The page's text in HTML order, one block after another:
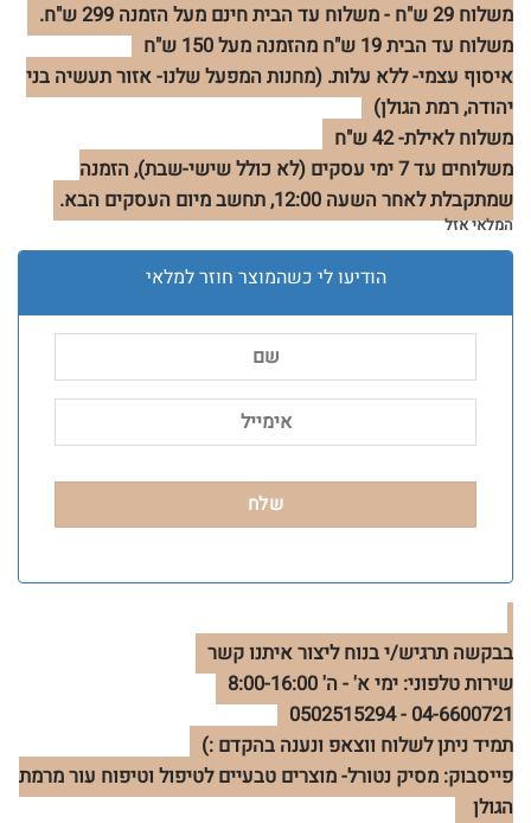
משלוח 29 ש"ח - משלוח עד הבית חינם מעל הזמנה 299 ש"ח.
משלוח עד הבית 19 ש"ח מהזמנה מעל 150 ש"ח
איסוף עצמי- ללא עלות. (מחנות המפעל שלנו- אזור תעשיה בני
יהודה, רמת הגולן)
משלוח לאילת- 42 ש"ח
משלוחים עד 7 ימי עסקים (לא כולל שישי-שבת), הזמנה
שמתקבלת לאחר השעה 12:00, תחשב מיום העסקים הבא.
המלאי אזל
הודיעו לי כשהמוצר חוזר למלאי
בבקשה תרגיש/י בנוח ליצור איתנו קשר
שירות טלפוני: ימי א' - ה' 8:00-16:00
04-6600721 - 0502515294
תמיד ניתן לשלוח ווצאפ ונענה בהקדם :)
פייסבוק: מסיק נטורל- מוצרים טבעיים לטיפול וטיפוח עור מרמת
הגולן